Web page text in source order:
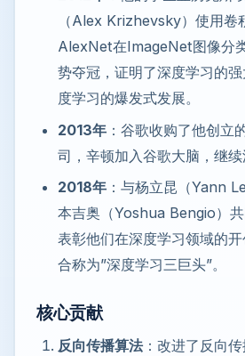
（Alex Krizhevsky）使用卷
AlexNet在ImageNet图像分
势夺冠，证明了深度学习的
度学习的爆发式发展。
2013年 ：谷歌收购了他创
司，辛顿加入谷歌大脑，继续
2018年 ：与杨立昆（Yann
本吉奥（Yoshua Bengio）
表彰他们在深度学习领域的
合称为”深度学习三巨头”。
核心贡献
反向传播算法：改进了反向